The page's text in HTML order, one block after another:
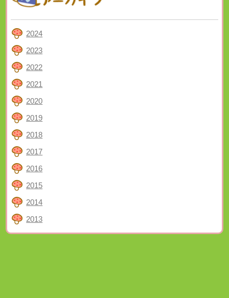
2024
2023
2022
2021
2020
2019
2018
2017
2016
2015
2014
2013